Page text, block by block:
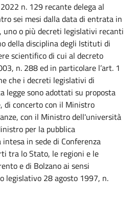
n. 129 recante delega al
sei mesi dalla data di entrata in
uno o più decreti legislativi recanti
della disciplina degli Istituti di
scientifico di cui al decreto
n. 288 ed in particolare l’art. 1
che i decreti legislativi di
legge sono adottati su proposta
di concerto con il Ministro
con il Ministro dell'università
per la pubblica
in sede di Conferenza
tra lo Stato, le regioni e le
e di Bolzano ai sensi
legislativo 28 agosto 1997, n.